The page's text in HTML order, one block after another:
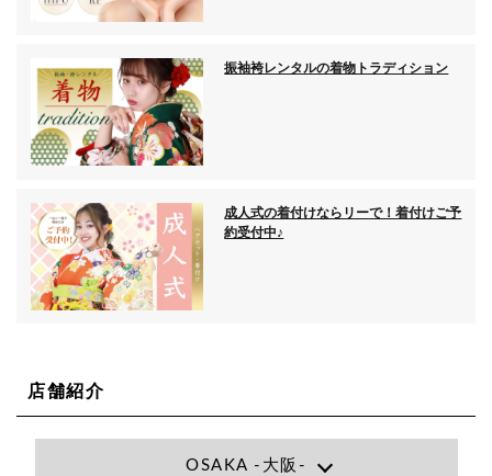
振袖袴レンタルの着物トラディション
成人式の着付けならリーで！着付けご予
約受付中♪
店舗紹介
OSAKA -大阪-